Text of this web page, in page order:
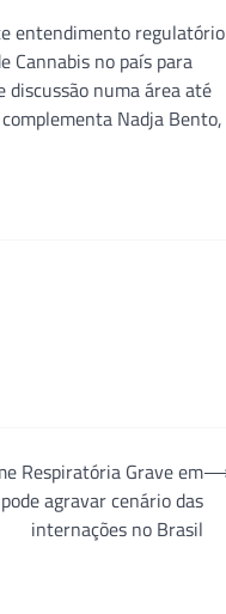
entendimento regulatório
Cannabis no país para
discussão numa área até
Nadja Bento,
Respiratória Grave em
agravar cenário das
internações no Brasil